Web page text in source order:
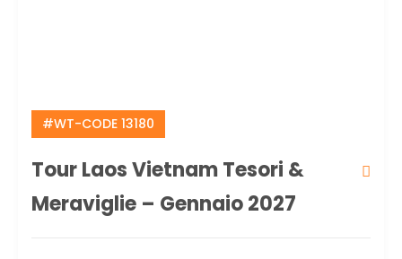
#WT-CODE 13180
Tour Laos Vietnam Tesori &
Meraviglie – Gennaio 2027